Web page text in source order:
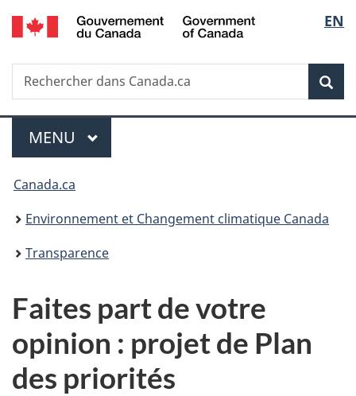
Passer
au
principal
Passer
à
Au
du
Passer
à
version
simplifiée
de
la
EN
Recherche
Rechercher
dans
Menu
MENU PRINCIPAL
Vous
êtes
ici :
Canada.ca
Environnement et Changement climatique Canada
Transparence
Faites part de votre
opinion : projet de Plan
des priorités